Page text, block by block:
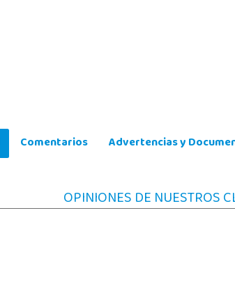
Comentarios Advertencias y
OPINIONES DE NUESTROS